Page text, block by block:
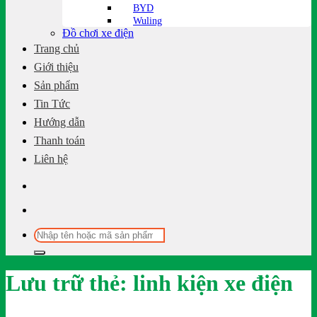
BYD
Wuling
Đồ chơi xe điện
Trang chủ
Giới thiệu
Sản phẩm
Tin Tức
Hướng dẫn
Thanh toán
Liên hệ
Tìm
kiếm:
Lưu trữ thẻ: linh kiện xe điện